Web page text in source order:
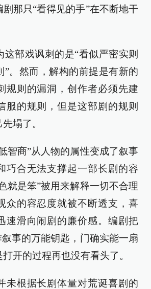
那只“看得见的手”在不断地干
这部戏讽刺的是“看似严密实则
”。然而，解构的前提是有新的
规则的漏洞，创作者必须先建
服的规则，但是这部剧的规则
塌了。
智商”从人物的属性变成了叙事
巧合无法支撑起一部长剧的容
就是笨”被用来解释一切不合理
众的容忍度就被不断透支，喜
速滑向闹剧的廉价感。编剧把
叙事的万能钥匙，门确实能一扇
开的过程再也没有看头了。
未根据长剧体量对荒诞喜剧的